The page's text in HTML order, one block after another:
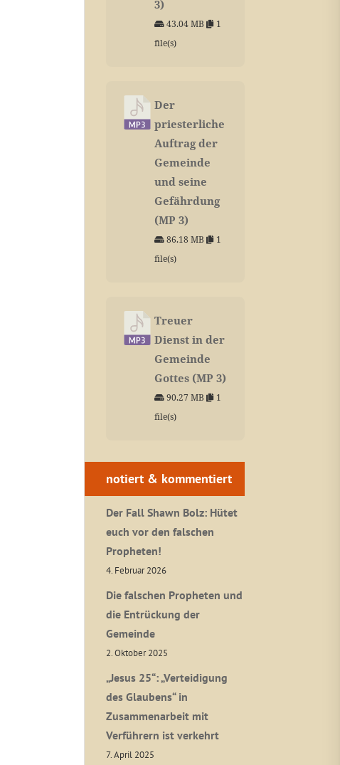
3)
43.04 MB
1
file(s)
Der
priesterliche
Auftrag der
Gemeinde
und seine
Gefährdung
(MP 3)
86.18 MB
1
file(s)
Treuer
Dienst in der
Gemeinde
Gottes (MP 3)
90.27 MB
1
file(s)
notiert & kommentiert
Der Fall Shawn Bolz: Hütet
euch vor den falschen
Propheten!
4. Februar 2026
Die falschen Propheten und
die Entrückung der
Gemeinde
2. Oktober 2025
„Jesus 25“: „Verteidigung
des Glaubens“ in
Zusammenarbeit mit
Verführern ist verkehrt
7. April 2025